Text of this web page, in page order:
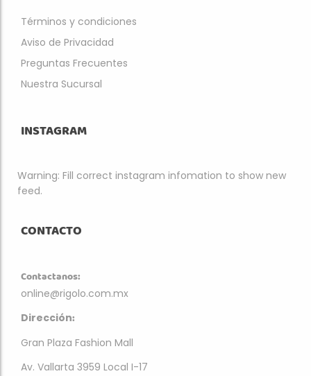
Términos y condiciones
Aviso de Privacidad
Preguntas Frecuentes
Nuestra Sucursal
INSTAGRAM
Warning: Fill correct instagram infomation to show new
feed.
CONTACTO
Contactanos:
online@rigolo.com.mx
Dirección:
Gran Plaza Fashion Mall
Av. Vallarta 3959 Local I-17